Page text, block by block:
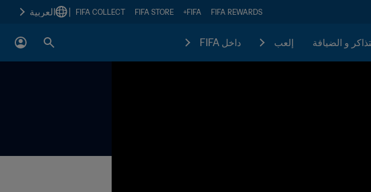
FIFA REWARDS
FIFA+
FIFA STORE
FIFA COLLECT العربية
و الضيافة إلعب داخل FIFA